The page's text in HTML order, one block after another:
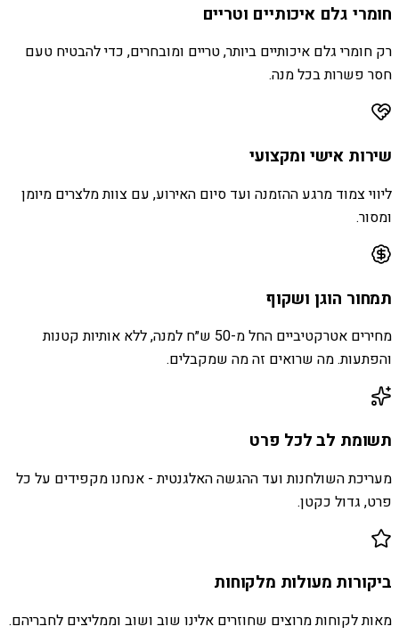
חומרי גלם איכותיים וטריים
רק חומרי גלם איכותיים ביותר, טריים ומובחרים, כדי להבטיח טעם
חסר פשרות בכל מנה.
שירות אישי ומקצועי
ליווי צמוד מרגע ההזמנה ועד סיום האירוע, עם צוות מלצרים מיומן
ומסור.
תמחור הוגן ושקוף
מחירים אטרקטיביים החל מ-50 ש״ח למנה, ללא אותיות קטנות
והפתעות. מה שרואים זה מה שמקבלים.
תשומת לב לכל פרט
מעריכת השולחנות ועד ההגשה האלגנטית - אנחנו מקפידים על כל
פרט, גדול כקטן.
ביקורות מעולות מלקוחות
מאות לקוחות מרוצים שחוזרים אלינו שוב ושוב וממליצים לחבריהם.